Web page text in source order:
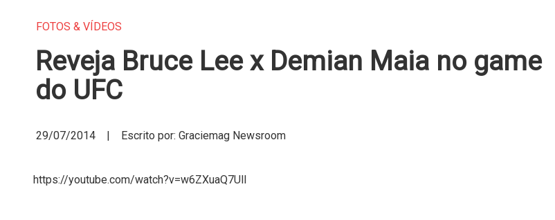
FOTOS & VÍDEOS
Reveja Bruce Lee x Demian Maia no game
do UFC
29/07/2014 | Escrito por: Graciemag Newsroom
https://youtube.com/watch?v=w6ZXuaQ7UlI